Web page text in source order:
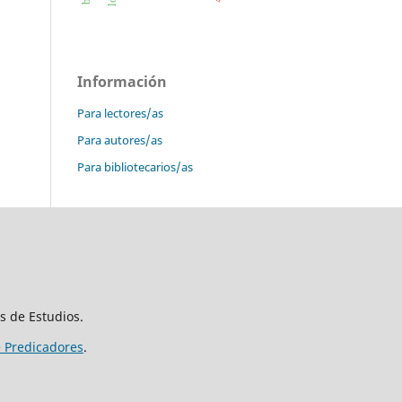
Información
Para lectores/as
Para autores/as
Para bibliotecarios/as
de Estudios.
.